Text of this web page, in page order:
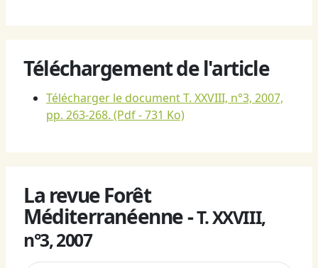
Téléchargement de l'article
Télécharger le document T. XXVIII, n°3, 2007,
pp. 263-268. (Pdf - 731 Ko)
La revue Forêt
Méditerranéenne -T. XXVIII,
n°3, 2007